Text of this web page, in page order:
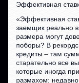
Эффективная
«Эффективная
заемщик реально
размера могут
поборы? В
кредиты – там
старательно все
которые иногда
размахом: